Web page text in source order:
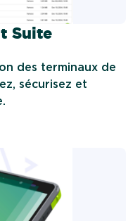
Suite
des terminaux de
sécurisez et